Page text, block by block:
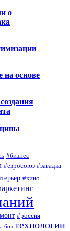
о
на основе
#бизнес
#евросоюз #загадка
#кино
#россия
технологии